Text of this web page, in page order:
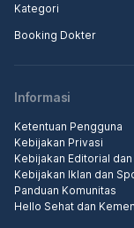
Kategori
Booking Dokter
Informasi
Ketentuan Pengguna
Kebijakan Privasi
Kebijakan Editorial
Kebijakan Iklan dan
Panduan Komunitas
Hello Sehat dan